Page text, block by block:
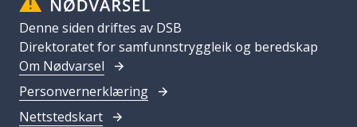
Denne siden driftes av DSB
Direktoratet for samfunnstryggleik og beredskap
Om Nødvarsel
Personvernerklæring
Nettstedskart